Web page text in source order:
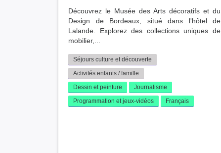
Découvrez le Musée des Arts décoratifs et du
Design de Bordeaux, situé dans l'hôtel de
Lalande. Explorez des collections uniques de
mobilier,...
Séjours culture et découverte
Activités enfants / famille
Dessin et peinture
Journalisme
Programmation et jeux-vidéos
Français